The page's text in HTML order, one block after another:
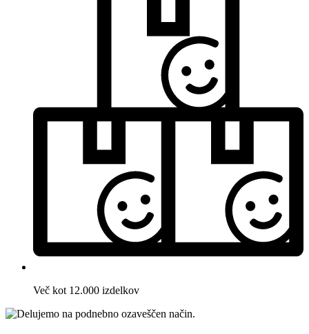
Več kot 12.000 izdelkov